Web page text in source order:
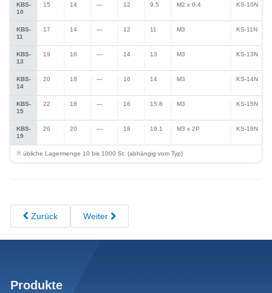
KBS-
10
15 14 — 12 9.5 M2 x 0.4 KS-10N
KBS-
11
17 14 — 12 11 M3 KS-11N
KBS-
13
19 16 — 14 13 M3 KS-13N
KBS-
14
20 18 — 16 14 M3 KS-14N
KBS-
15
22 18 — 16 15.8 M3 KS-15N
KBS-
19
26 20 — 18 19.1 M3 x 2P KS-19N
※ übliche Lagermenge 10 bis 1000 St. (abhängig vom Typ)
Zurück Weiter
Produkte